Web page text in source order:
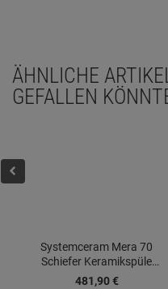
ÄHNLICHE
GEFALLEN
Systemceram Mera 70
Schiefer Keramikspüle
Excenterbetätigung
481,90 €